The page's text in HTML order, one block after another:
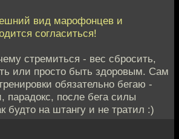
вид марофонцев и
согласиться!
стремиться - вес сбросить,
или просто быть здоровым. Сам
обязательно бегаю -
парадокс, после бега силы
будто на штангу и не тратил :)